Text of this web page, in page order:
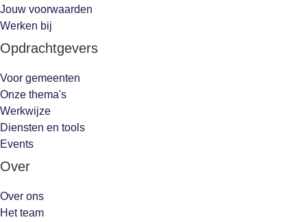
Jouw voorwaarden
Werken bij
Opdrachtgevers
Voor gemeenten
Onze thema's
Werkwijze
Diensten en tools
Events
Over
Over ons
Het team